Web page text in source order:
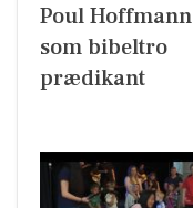
Poul Hoffmann
som bibeltro
prædikant